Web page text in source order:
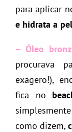
para aplicar
e hidrata a
– Óleo
procurava
exagero!),
fica no
como dizem,